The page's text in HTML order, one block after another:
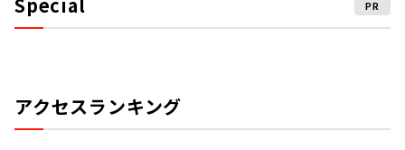
PR
アクセスランキング